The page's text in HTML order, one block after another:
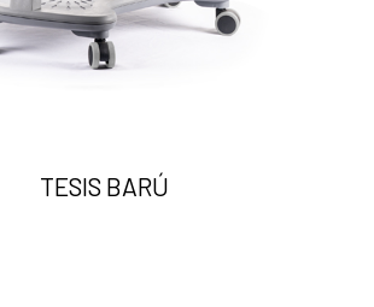
TESIS BARÚ